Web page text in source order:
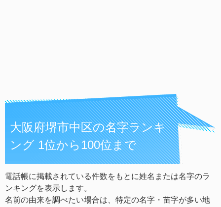
大阪府堺市中区の名字ランキ
ング 1位から100位まで
電話帳に掲載されている件数をもとに姓名または名字のラ
ンキングを表示します。
名前の由来を調べたい場合は、特定の名字・苗字が多い地